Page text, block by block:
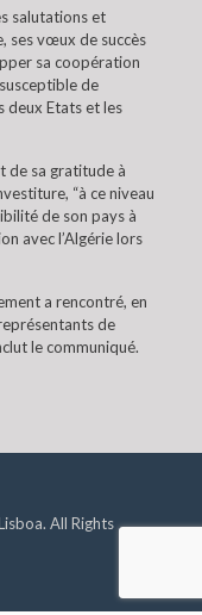
salutations et
ses vœux de succès
sa coopération
de
deux Etats et les
de sa gratitude à
“à ce niveau
de son pays à
avec l’Algérie lors
a rencontré, en
de
le communiqué.
All Rights